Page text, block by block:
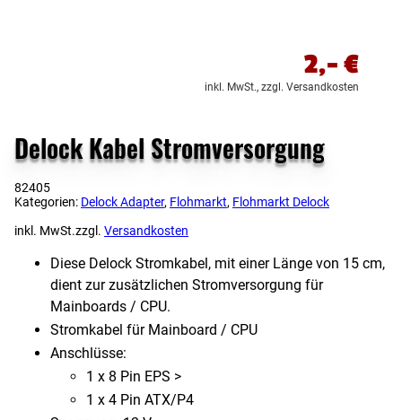
2,-€
inkl. MwSt., zzgl. Versandkosten
Delock Kabel Stromversorgung
82405
Kategorien: Delock Adapter, Flohmarkt, Flohmarkt Delock
inkl. MwSt.zzgl. Versandkosten
Diese Delock Stromkabel, mit einer Länge von 15 cm,
dient zur zusätzlichen Stromversorgung für
Mainboards / CPU.
Stromkabel für Mainboard / CPU
Anschlüsse:
1 x 8 Pin EPS >
1 x 4 Pin ATX/P4